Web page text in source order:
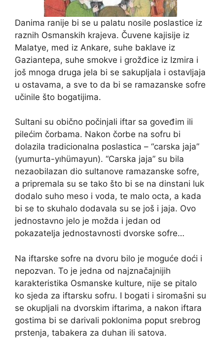
Danima ranije bi se u palatu nosile poslastice iz
raznih Osmanskih krajeva. Čuvene kajisije iz
Malatye, med iz Ankare, suhe baklave iz
Gaziantepa, suhe smokve i grožđice iz Izmira i
još mnoga druga jela bi se sakupljala i ostavljaja
u ostavama, a sve to da bi se ramazanske sofre
učinile što bogatijima.
Sultani su obično počinjali iftar sa goveđim ili
pilećim čorbama. Nakon čorbe na sofru bi
dolazila tradicionalna poslastica – “carska jaja”
(yumurta-yıhümayun). “Carska jaja” su bila
nezaobilazan dio sultanove ramazanske sofre,
a pripremala su se tako što bi se na dinstani luk
dodalo suho meso i voda, te malo octa, a kada
bi se to skuhalo dodavala su se još i jaja. Ovo
jednostavno jelo je možda i jedan od
pokazatelja jednostavnosti dvorske sofre…
Na iftarske sofre na dvoru bilo je moguće doći i
nepozvan. To je jedna od najznačajnijih
karakteristika Osmanske kulture, nije se pitalo
ko sjeda za iftarsku sofru. I bogati i siromašni su
se okupljali na dvorskim iftarima, a nakon iftara
gostima bi se darivali poklonima poput srebrog
prstenja, tabakera za duhan ili satova.